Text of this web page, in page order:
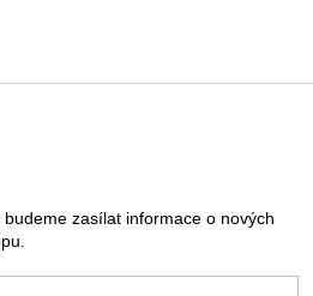
zasílat informace o nových